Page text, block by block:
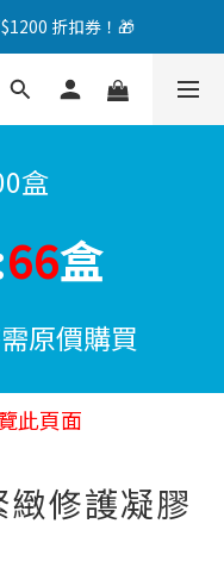
折扣券！🎁
折扣券！🎁
折扣券！🎁
盒
66盒
原價購買
此頁面
緻修護凝膠